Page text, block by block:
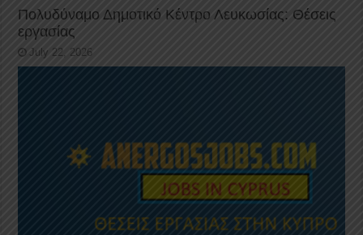
Πολυδύναμο Δημοτικό Κέντρο Λευκωσίας: Θέσεις
εργασίας
July 22, 2026